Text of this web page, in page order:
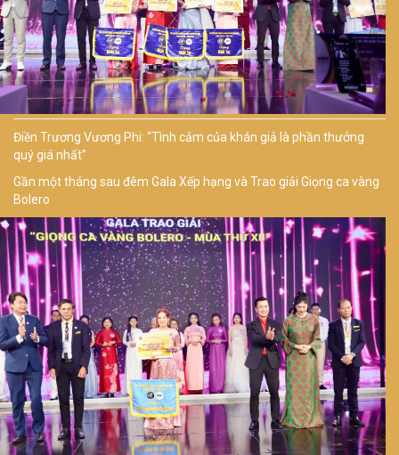
Điền Trương Vương Phi: “Tình cảm của khán giả là phần thưởng
quý giá nhất”
Gần một tháng sau đêm Gala Xếp hạng và Trao giải Giọng ca vàng
Bolero